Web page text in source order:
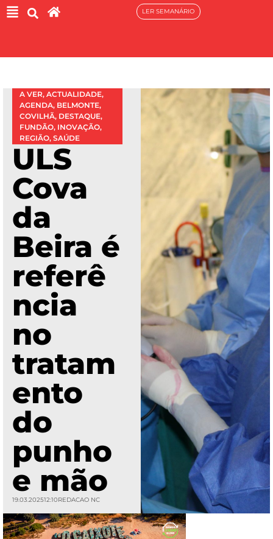
LER SEMANÁRIO
A VER, ACTUALIDADE,
AGENDA, BELMONTE,
COVILHÃ, DESTAQUE,
FUNDÃO, INOVAÇÃO,
REGIÃO, SAÚDE
ULS
Cova
da
Beira é
referê
ncia
no
tratam
ento
do
punho
e mão
19.03.202512:10REDACAO NC